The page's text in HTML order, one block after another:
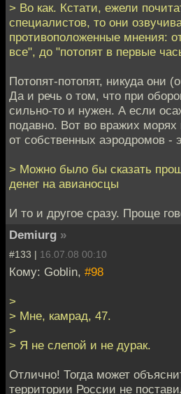
> Во как. Кстати, ежели
специалистов, то они
противоположенные мнения:
все", до "потопят в первые
Потопят-потопят, никуда они
Да и речь о том, что при
сильно-то и нужен. А если
подавно. Вот во вражих морях
от собственных аэродромов -
> Можно было бы сказать
денег на авианосцы
И то и другое сразу. Проще
Demiurg »
#133 | 16.07.08 00:10
Кому: Goblin, #98
>
> Мне, камрад, 47.
>
> Я не слепой и не дурак.
Отлично! Тогда может
территории России не